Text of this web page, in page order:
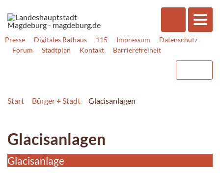
Presse Digitales Rathaus 115 Impressum
Datenschutz
Forum
Stadtplan Kontakt Barrierefreiheit
Start Bürger + Stadt Glacisanlagen
Glacisanlagen
Glacisanlage